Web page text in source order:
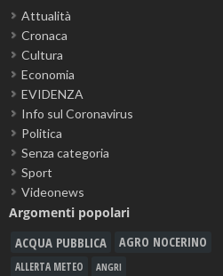
Attualità
Cronaca
Cultura
Economia
EVIDENZA
Info sul Coronavirus
Politica
Senza categoria
Sport
Videonews
Argomenti popolari
ACQUA PUBBLICA AGRO NOCERINO
ALLERTA METEO ANGRI